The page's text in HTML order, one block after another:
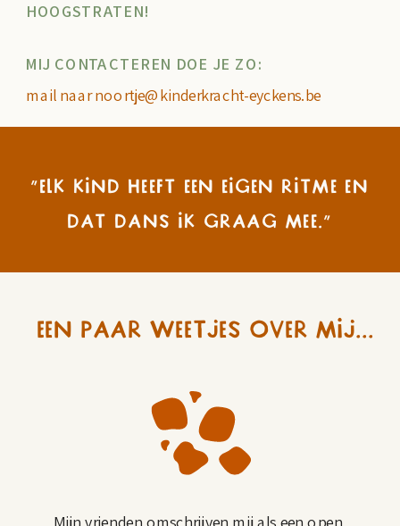
MIJ CONTACTEREN DOE JE ZO:
HOOGSTRATEN!
mail naar noortje@kinderkracht-eyckens.be
“Elk kind heeft een eigen ritme en
dat dans ik graag mee."
Een paar weetjes over mij...
Mijn vrienden omschrijven mij als een open,